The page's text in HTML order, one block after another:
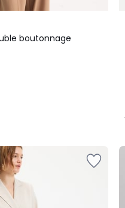
boutonnage